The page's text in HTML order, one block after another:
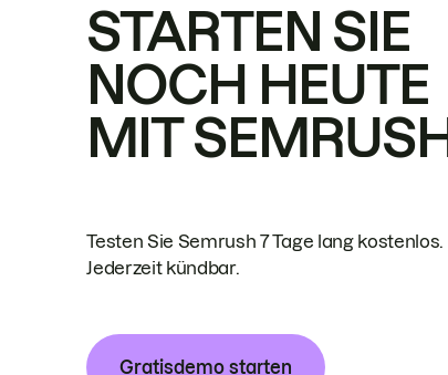
STARTEN SIE
NOCH HEUTE
MIT
Testen Sie Semrush 7 Tage lang kostenlos.
Jederzeit kündbar.
Gratisdemo starten